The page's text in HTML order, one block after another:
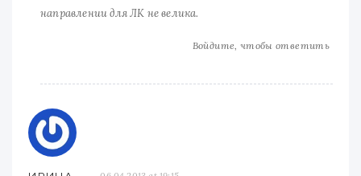
направлении для ЛК не велика.
Войдите, чтобы ответить